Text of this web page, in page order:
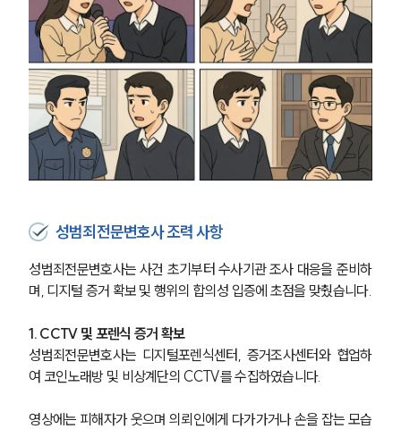
성범죄전문변호사 조력 사항
성범죄전문변호사는 사건 초기부터 수사기관 조사 대응을 준비하
며, 디지털 증거 확보 및 행위의 합의성 입증에 초점을 맞췄습니다.
1. CCTV 및 포렌식 증거 확보
성범죄전문변호사는 디지털포렌식센터, 증거조사센터와 협업하
여 코인노래방 및 비상계단의 CCTV를 수집하였습니다.
영상에는 피해자가 웃으며 의뢰인에게 다가가거나 손을 잡는 모습